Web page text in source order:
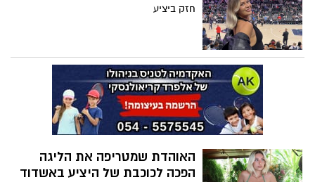
חזק ביציע
האוהדת שמטריפה את הליגה
הפכה לכוכבת של היציע באשדוד